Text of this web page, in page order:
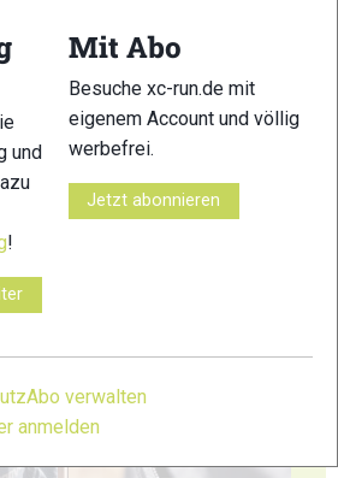
und
!
Mit Abo
Besuche xc-run.de mit
eigenem Account und völlig
werbefrei.
Jetzt abonnieren
Abo verwalten
anmelden